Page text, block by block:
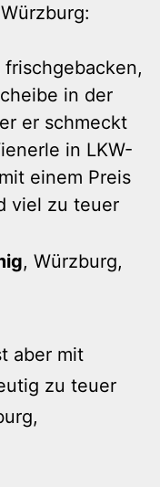
in der
er schmeckt
in LKW-
einem Preis
viel zu teuer
, Würzburg,
aber mit
zu teuer